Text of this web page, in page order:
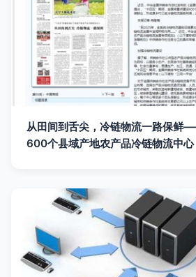
从田间到舌尖，冷链物流一路保鲜
600个县域产地农产品冷链物流中心